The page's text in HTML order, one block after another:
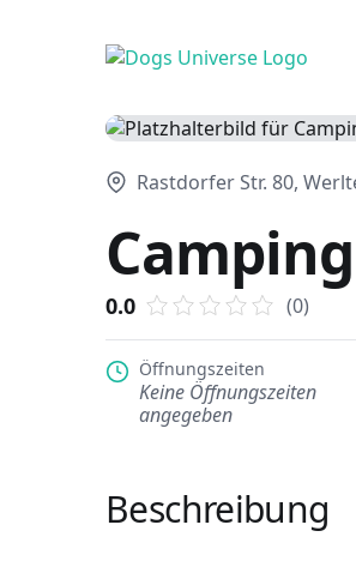
Rastdorfer Str. 80,
0.0 (0)
Öffnungszeiten
Keine Öffnungszeiten
angegeben
Beschreibung